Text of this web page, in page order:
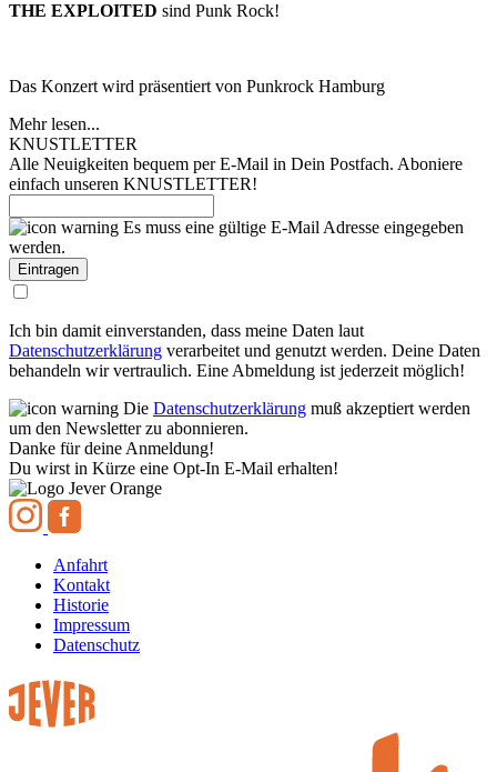
THE EXPLOITED sind Punk Rock!
Das Konzert wird präsentiert von Punkrock Hamburg
Mehr lesen...
KNUSTLETTER
Alle Neuigkeiten bequem per E-Mail in Dein Postfach. Aboniere
einfach unseren KNUSTLETTER!
Es muss eine gültige E-Mail Adresse eingegeben
werden.
Ich bin damit einverstanden, dass meine Daten laut
Datenschutzerklärung verarbeitet und genutzt werden. Deine Daten
behandeln wir vertraulich. Eine Abmeldung ist jederzeit möglich!
Die Datenschutzerklärung muß akzeptiert werden
um den Newsletter zu abonnieren.
Danke für deine Anmeldung!
Du wirst in Kürze eine Opt-In E-Mail erhalten!
Anfahrt
Kontakt
Historie
Impressum
Datenschutz